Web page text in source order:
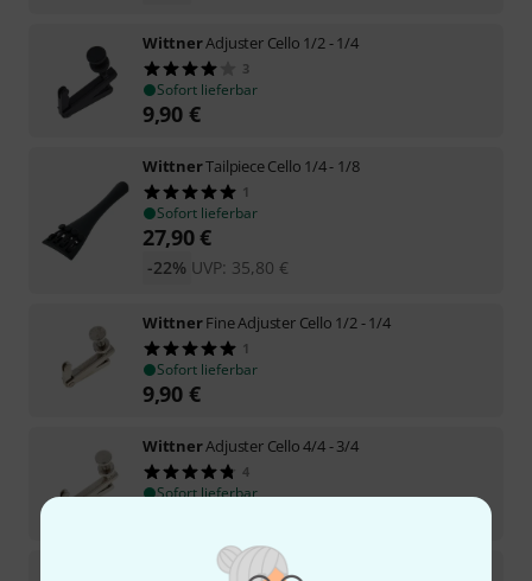
WittnerAdjuster Cello 1/2 - 1/4
3
Sofort lieferbar
9,90 €
WittnerTailpiece Cello 1/4 - 1/8
1
Sofort lieferbar
27,90€
UVP: 35,80 €
-22%
WittnerFine Adjuster Cello 1/2 - 1/4
1
Sofort lieferbar
9,90 €
WittnerAdjuster Cello 4/4 - 3/4
4
Sofort lieferbar
Cello Tuning Pegs 4/4 14,0 Pa